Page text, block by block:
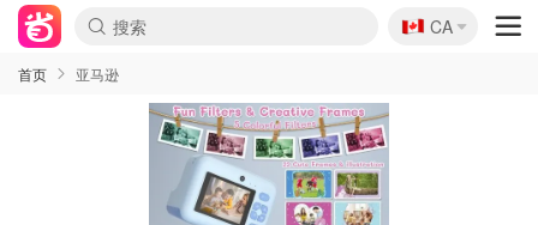
🇨🇦
CA
首页 亚马逊